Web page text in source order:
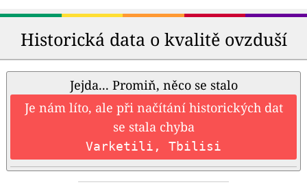
Historická data o kvalitě ovzduší
Jejda... Promiň, něco se stalo
Je nám líto, ale při načítání historických dat
se stala chyba
Varketili, Tbilisi